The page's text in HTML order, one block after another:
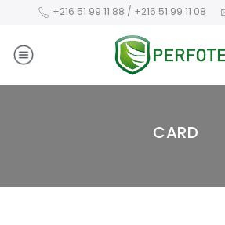
+216 51 99 11 88 / +216 51 99 11 08
CARD